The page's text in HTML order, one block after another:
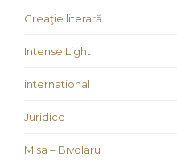
Creaţie literară
Intense Light
international
Juridice
Misa – Bivolaru